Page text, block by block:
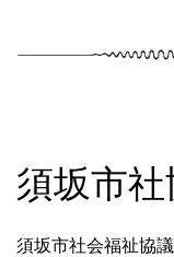
須坂市社
須坂市社会福祉協